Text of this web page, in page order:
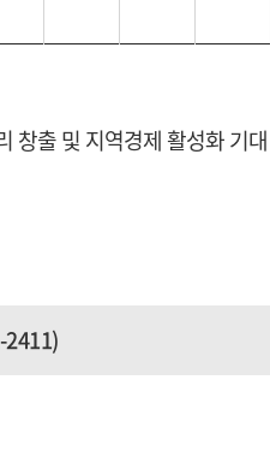
창출 및 지역경제 활성화 기대